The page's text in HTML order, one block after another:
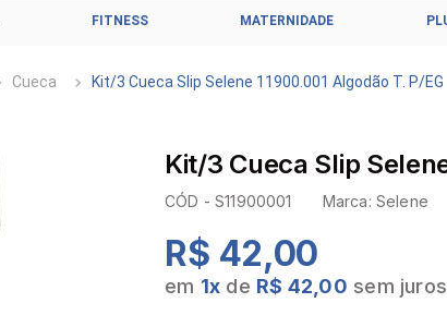
FITNESS MATERNIDADE
Cueca Kit/3 Cueca Slip Selene 11900.001 Algodão T. P/EG
Kit/3 Cueca Slip
CÓD -S11900001 Marca: Selene
R$ 42,00
em 1x de R$ 42,00 sem juros
1 º
calcinhas
7º
sutiã plus size
8º
hering intimates